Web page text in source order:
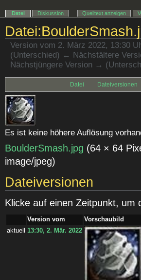
Version vom 2. März 2022, 13:30
(Unterschied) ← Nächstältere
Nächstjüngere Version →
Datei Dateiversionen
Es ist keine höhere Auflösung
BoulderSmash.jpg (64 × 64
image/jpeg)
Dateiversionen
Klicke auf einen Zeitpunkt, um
Version vom
Vorschaubild
aktuell
13:30, 2. Mär. 2022
Datei Diskussion Quelltext anzeigen